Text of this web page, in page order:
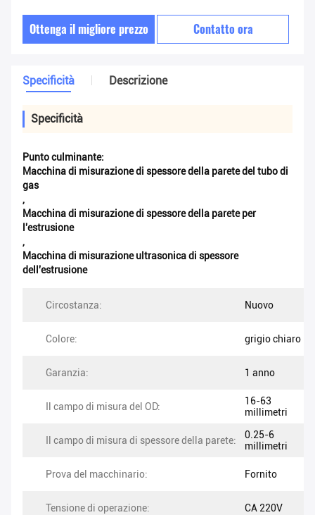
Ottenga il migliore prezzo Contatto ora
Specificità Descrizione
Specificità
Punto culminante:
Macchina di misurazione di spessore della parete del tubo di
gas
,
Macchina di misurazione di spessore della parete per
l'estrusione
,
Macchina di misurazione ultrasonica di spessore
dell'estrusione
Circostanza: Nuovo
Colore: grigio chiaro
Garanzia: 1 anno
Il campo di misura del OD:
16-63
millimetri
Il campo di misura di spessore della parete:
0.25-6
millimetri
Prova del macchinario: Fornito
Tensione di operazione: CA 220V